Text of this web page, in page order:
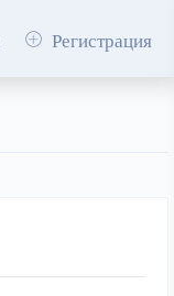
Регистрация